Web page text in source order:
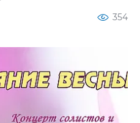
354